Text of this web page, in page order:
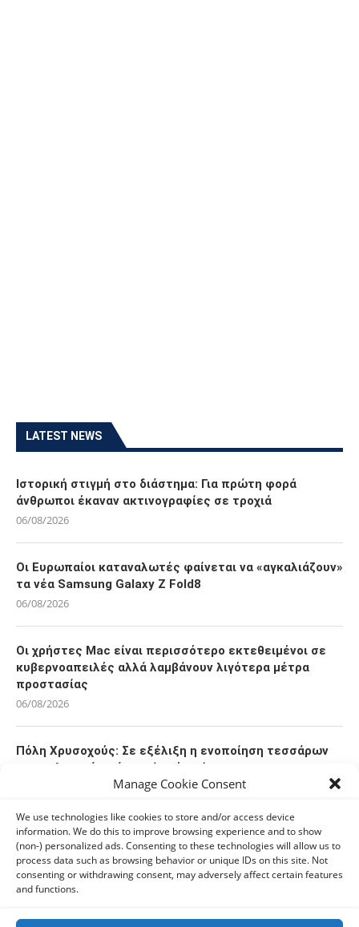
Manage Cookie Consent
We use technologies like cookies to store and/or access device
information. We do this to improve browsing experience and to show
(non-) personalized ads. Consenting to these technologies will allow us to
process data such as browsing behavior or unique IDs on this site. Not
consenting or withdrawing consent, may adversely affect certain features
and functions.
LATEST NEWS
Ιστορική στιγμή στο διάστημα: Για πρώτη φορά
άνθρωποι έκαναν ακτινογραφίες σε τροχιά
06/08/2026
Οι Ευρωπαίοι καταναλωτές φαίνεται να «αγκαλιάζουν»
τα νέα Samsung Galaxy Z Fold8
06/08/2026
Οι χρήστες Mac είναι περισσότερο εκτεθειμένοι σε
κυβερνοαπειλές αλλά λαμβάνουν λιγότερα μέτρα
προστασίας
06/08/2026
Πόλη Χρυσοχούς: Σε εξέλιξη η ενοποίηση τεσσάρων
αρχαιολογικών χώρων (εικόνες)
ΕΟΑ Πάφου: Δικαστικά εντάλματα εκκένωσης για
όσους δεν συμμορφώθηκαν για τις επικίνδυνες
οικοδομές
06/08/2026